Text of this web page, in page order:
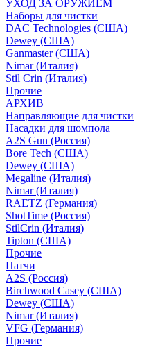
УХОД ЗА ОРУЖИЕМ
Наборы для чистки
DAC Technologies (США)
Dewey (США)
Ganmaster (США)
Nimar (Италия)
Stil Crin (Италия)
Прочие
АРХИВ
Направляющие для чистки
Насадки для шомпола
A2S Gun (Россия)
Bore Tech (США)
Dewey (США)
Megaline (Италия)
Nimar (Италия)
RAETZ (Германия)
ShotTime (Россия)
StilCrin (Италия)
Tipton (США)
Прочие
Патчи
A2S (Россия)
Birchwood Casey (США)
Dewey (США)
Nimar (Италия)
VFG (Германия)
Прочие